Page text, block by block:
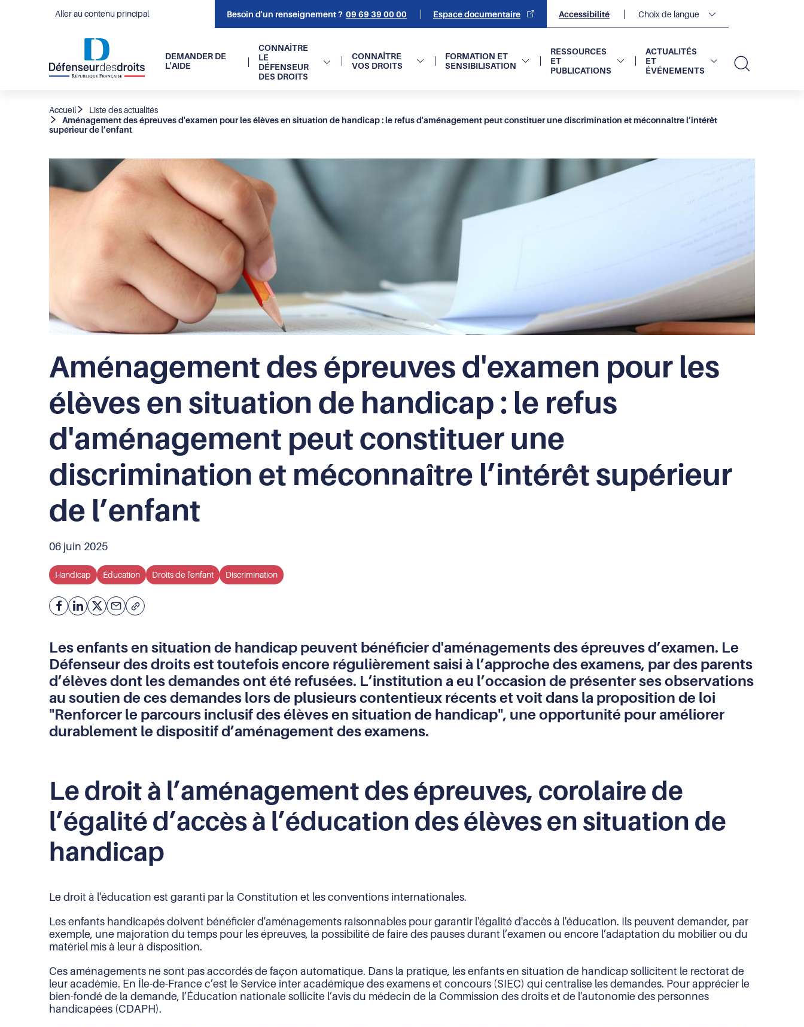
Aller au contenu principal Besoin d'un renseignement ? 09 69 39 00 00 Espace documentaire
secondaire
Accessibilité Choix de langue
Navigation
principale
DEMANDER DE
L'AIDE
CONNAÎTRE
LE
DÉFENSEUR
DES DROITS
CONNAÎTRE
VOS DROITS
FORMATION ET
SENSIBILISATION
RESSOURCES
ET
PUBLICATIONS
ACTUALITÉS
ET
ÉVÉNEMENTS
Fil
d'Ariane
Accueil
Liste des actualités
Aménagement des épreuves d'examen pour les élèves en situation de handicap : le refus d'aménagement peut constituer une discrimination et méconnaître l’intérêt
supérieur de l’enfant
Aménagement des épreuves d'examen pour les
élèves en situation de handicap : le refus
d'aménagement peut constituer une
discrimination et méconnaître l’intérêt supérieur
de l’enfant
06 juin 2025
Handicap Éducation Droits de l'enfant Discrimination
Facebook
Partager
Partager
Courriel
Copier
la
page
(URL)
dans
presse-
papier
Les enfants en situation de handicap peuvent bénéficier d'aménagements des épreuves d’examen. Le
Défenseur des droits est toutefois encore régulièrement saisi à l’approche des examens, par des parents
d’élèves dont les demandes ont été refusées. L’institution a eu l’occasion de présenter ses observations
au soutien de ces demandes lors de plusieurs contentieux récents et voit dans la proposition de loi
"Renforcer le parcours inclusif des élèves en situation de handicap", une opportunité pour améliorer
durablement le dispositif d’aménagement des examens.
Le droit à l’aménagement des épreuves, corolaire de
l’égalité d’accès à l’éducation des élèves en situation de
handicap
Le droit à l'éducation est garanti par la Constitution et les conventions internationales.
Les enfants handicapés doivent bénéficier d'aménagements raisonnables pour garantir l'égalité d'accès à l'éducation. Ils peuvent demander, par
exemple, une majoration du temps pour les épreuves, la possibilité de faire des pauses durant l’examen ou encore l’adaptation du mobilier ou du
matériel mis à leur à disposition.
Ces aménagements ne sont pas accordés de façon automatique. Dans la pratique, les enfants en situation de handicap sollicitent le rectorat de
leur académie. En Île-de-France c’est le Service inter académique des examens et concours (SIEC) qui centralise les demandes. Pour apprécier le
bien-fondé de la demande, l’Éducation nationale sollicite l’avis du médecin de la Commission des droits et de l'autonomie des personnes
handicapées (CDAPH).